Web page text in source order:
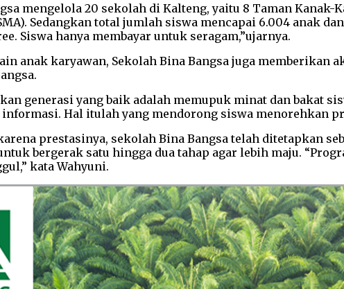
mengelola 20 sekolah di Kalteng, yaitu 8 Taman Kanak-
Sedangkan total jumlah siswa mencapai 6.004 anak
Siswa hanya membayar untuk seragam,”ujarnya.
anak karyawan, Sekolah Bina Bangsa juga memberikan
generasi yang baik adalah memupuk minat dan bakat
Hal itulah yang mendorong siswa menorehkan
prestasinya, sekolah Bina Bangsa telah ditetapkan
bergerak satu hingga dua tahap agar lebih maju.
kata Wahyuni.